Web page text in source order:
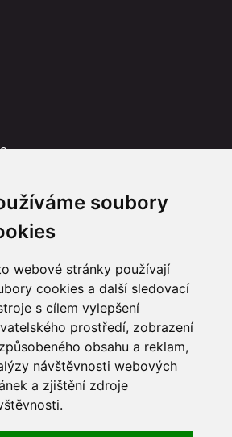
soubory
webové stránky používají
cookies a další sledovací
s cílem vylepšení
prostředí, zobrazení
obsahu a reklam,
návštěvnosti webových
a zjištění zdroje